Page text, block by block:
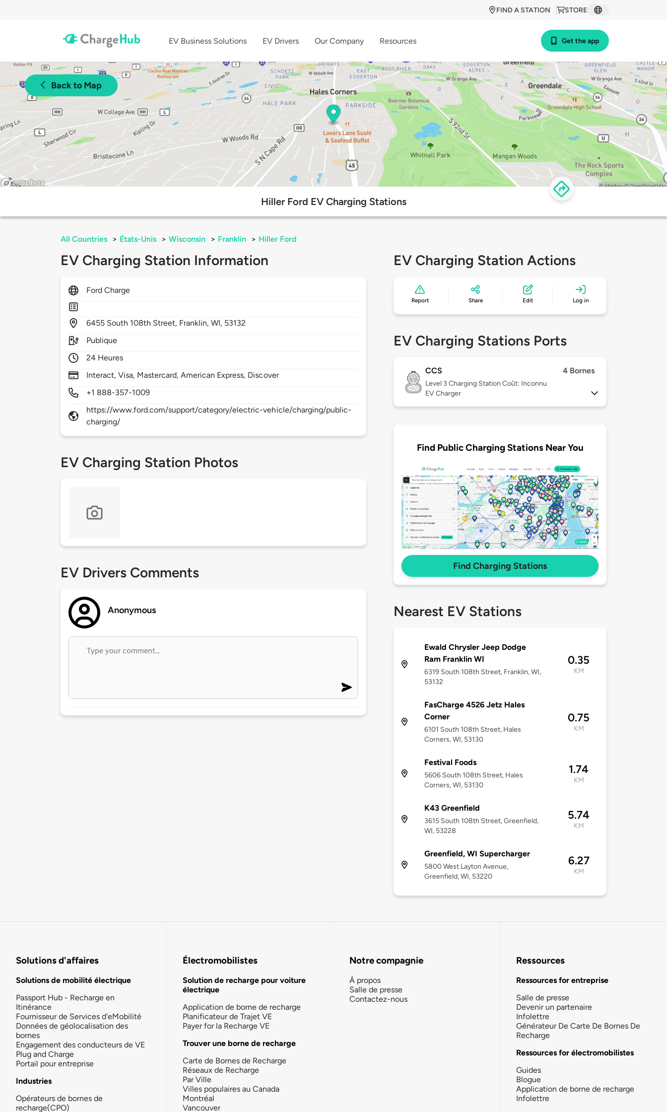
STORE
FIND A STATION
EV Business Solutions EV Drivers Our Company Resources Get the app
Back to Map
Hiller Ford EV Charging Stations
All Countries > États-Unis > Wisconsin > Franklin > Hiller Ford
EV Charging Station Information
Ford Charge
6455 South 108th Street, Franklin,WI, 53132
Publique
24 Heures
Interact, Visa, Mastercard, American Express, Discover
+1 888-357-1009
https://www.ford.com/support/category/electric-vehicle/charging/public-
charging/
EV Charging Station Photos
EV Drivers Comments
Anonymous
EV Charging Station Actions
Report Share Edit Log in
EV Charging Stations Ports
CCS 4 Bornes
Level 3 Charging Station Coût: Inconnu
EV Charger
Find Public Charging Stations Near You
Find Charging Stations
Nearest EV Stations
Ewald Chrysler Jeep Dodge
Ram Franklin WI
6319 South 108th Street, Franklin, WI,
53132
0.35
KM
FasCharge 4526 Jetz Hales
Corner
6101 South 108th Street, Hales
Corners, WI, 53130
0.75
KM
Festival Foods
5606 South 108th Street, Hales
Corners, WI, 53130
1.74
KM
K43 Greenfield
3615 South 108th Street, Greenfield,
WI, 53228
5.74
KM
Greenfield, WI Supercharger
5800 West Layton Avenue,
Greenfield, WI, 53220
6.27
KM
Solutions d'affaires
Solutions de mobilité électrique
Passport Hub - Recharge en
Itinérance
Fournisseur de Services d'eMobilité
Données de géolocalisation des
bornes
Engagement des conducteurs de VE
Plug and Charge
Portail pour entreprise
Industries
Opérateurs de bornes de
recharge(CPO)
Électromobilistes
Solution de recharge pour voiture
électrique
Application de borne de recharge
Planificateur de Trajet VE
Payer for la Recharge VE
Trouver une borne de recharge
Carte de Bornes de Recharge
Réseaux de Recharge
Par Ville
Villes populaires au Canada
Montréal
Vancouver
Notre compagnie
À propos
Salle de presse
Contactez-nous
Ressources
Ressources for entreprise
Salle de presse
Devenir un partenaire
Infolettre
Générateur De Carte De Bornes De
Recharge
Ressources for électromobilistes
Guides
Blogue
Application de borne de recharge
Infolettre